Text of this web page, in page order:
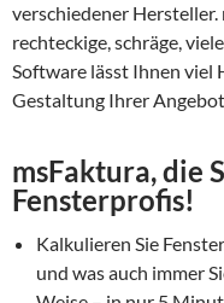
verschiedener
rechteckige, schräge,
Software lässt Ihnen viel
Gestaltung Ihrer
msFaktura, die
Fensterprofis!
Kalkulieren Sie
und was auch immer